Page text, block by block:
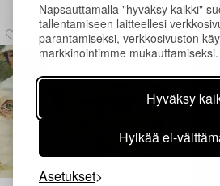
Napsauttamalla "hyväksy kaikki"
tallentamiseen laitteellesi
parantamiseksi, verkkosivuston
markkinointimme mukauttamiseksi.
Hyväksy
Hylkää ei-
Asetukset